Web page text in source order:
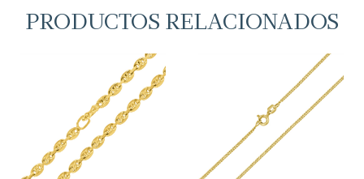
PRODUCTOS RELACIONADOS